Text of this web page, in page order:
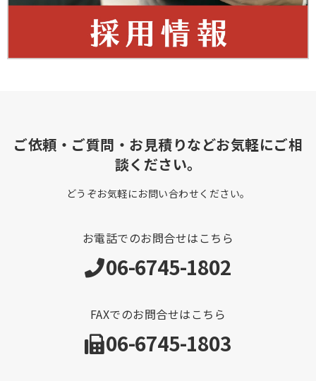
ご依頼・ご質問・お見積りなどお気軽にご相
談ください。
どうぞお気軽にお問い合わせください。
お電話でのお問合せはこちら
06-6745-1802
FAXでのお問合せはこちら
06-6745-1803